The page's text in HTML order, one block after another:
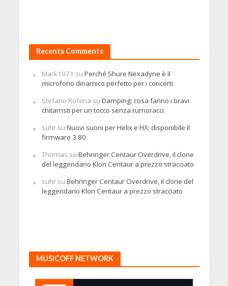
Recents Comments
Mark1971 su Perché Shure Nexadyne è il
microfono dinamico perfetto per i concerti
Stefano Rofena su Damping: cosa fanno i bravi
chitarristi per un tocco senza rumoracci
suhrsu Nuovi suoni per Helix e HX: disponibile il
firmware 3.80
Thomas su Behringer Centaur Overdrive, il clone
del leggendario Klon Centaur a prezzo stracciato
suhrsu Behringer Centaur Overdrive, il clone del
leggendario Klon Centaur a prezzo stracciato
MUSICOFF NETWORK